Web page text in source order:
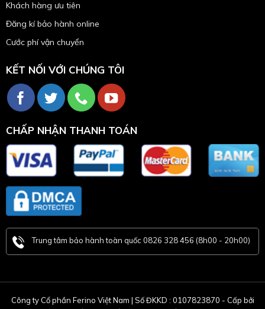
Khách hàng ưu tiên
Đăng kí bảo hành online
Cước phí vận chuyển
KẾT NỐI VỚI CHÚNG TÔI
CHẤP NHẬN THANH TOÁN
Trung tâm bảo hành toàn quốc 0826 328 456 (8h00 - 20h00)
Công ty Cổ phần Ferino Việt Nam | Số ĐKKD : 0107823870 - Cấp bởi